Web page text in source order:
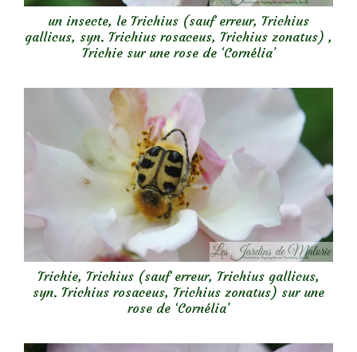
un insecte, le Trichius (sauf erreur, Trichius
gallicus, syn. Trichius rosaceus, Trichius zonatus) ,
Trichie sur une rose de ‘Cornélia’
Trichie, Trichius (sauf erreur, Trichius gallicus,
syn. Trichius rosaceus, Trichius zonatus) sur une
rose de ‘Cornélia’